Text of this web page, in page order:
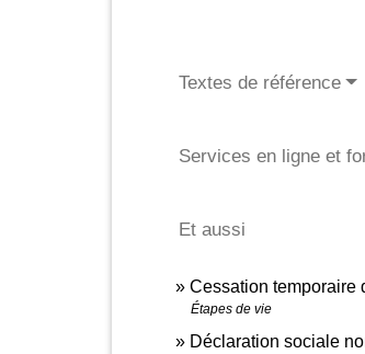
Textes de référence
Services en ligne et
Et aussi
Cessation temporaire
Étapes de vie
Déclaration sociale